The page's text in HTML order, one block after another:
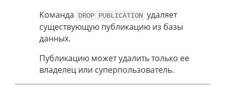
Команда DROP PUBLICATION удаляет
существующую публикацию из базы
данных.
Публикацию может удалить только ее
владелец или суперпользователь.